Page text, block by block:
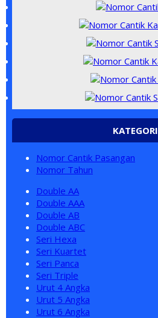
KATEGORI
Nomor Cantik Pasangan
Nomor Tahun
Double AA
Double AAA
Double AB
Double ABC
Seri Hexa
Seri Kuartet
Seri Panca
Seri Triple
Urut 4 Angka
Urut 5 Angka
Urut 6 Angka